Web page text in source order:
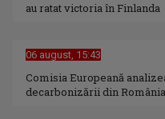
au ratat victoria în Finlanda
06 august, 15:43
Comisia Europeană
decarbonizării din România